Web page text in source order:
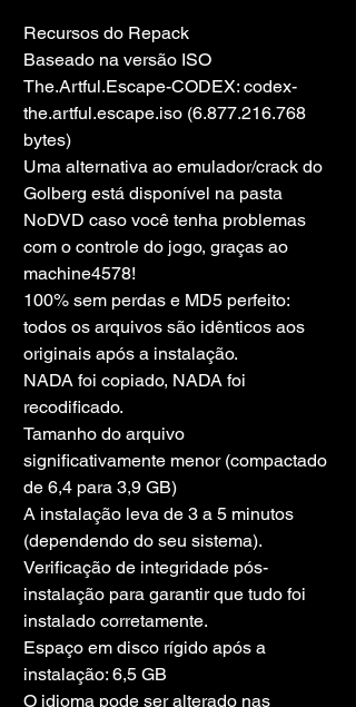
Recursos do Repack
Baseado na versão ISO
The.Artful.Escape-CODEX: codex-
the.artful.escape.iso (6.877.216.768
bytes)
Uma alternativa ao emulador/crack do
Golberg está disponível na pasta
NoDVD caso você tenha problemas
com o controle do jogo, graças ao
machine4578!
100% sem perdas e MD5 perfeito:
todos os arquivos são idênticos aos
originais após a instalação.
NADA foi copiado, NADA foi
recodificado.
Tamanho do arquivo
significativamente menor (compactado
de 6,4 para 3,9 GB)
A instalação leva de 3 a 5 minutos
(dependendo do seu sistema).
Verificação de integridade pós-
instalação para garantir que tudo foi
instalado corretamente.
Espaço em disco rígido após a
instalação: 6,5 GB
O idioma pode ser alterado nas